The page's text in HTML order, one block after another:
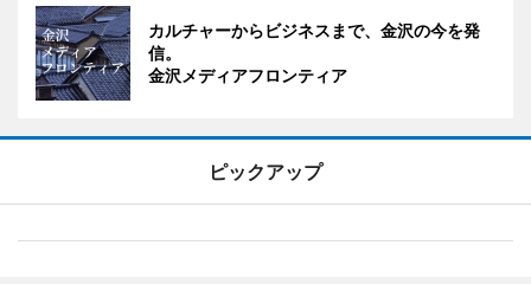
カルチャーからビジネスまで、金沢の今を発
信。
金沢メディアフロンティア
ピックアップ